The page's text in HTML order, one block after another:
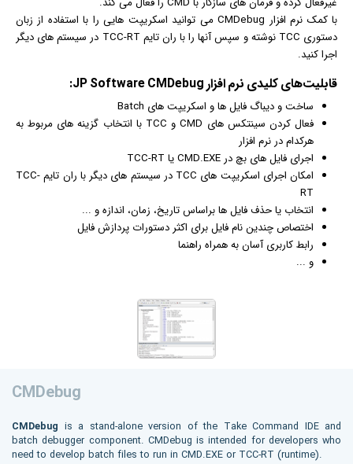
با کمک نرم افزار
CMDebug می توانید اسکریپت هایی را با استفاده از زبان
دستوری TCC نوشته و سپس آنها را با ران تایم TCC-RT در سیستم های دیگر
اجرا کنید.
قابلیت‌های کلیدی نرم افزار
ساخت و دیباگ فایل ها و اسکریپت های Batch
فعال کردن سینتکس های CMD و TCC با انتخاب گزینه های مربوط به
هرکدام در نرم افزار
اجرای فایل های بچ در CMD.EXE یا TCC-RT
امکان اجرای اسکریپت های TCC در سیستم های دیگر با ران تایم TCC-
RT
انتخاب یا حذف فایل ها براساس تاریخ، زمان، اندازه و ...
اختصاص چندین نام فایل برای اکثر دستورات پردازش فایل
رابط کاربری آسان به همراه راهنما
و ...
CMDebug
CMDebug is a stand-alone version of the Take Command IDE and
batch debugger component. CMDebug is intended for developers who
need to develop batch files to run in CMD.EXE or TCC-RT (runtime).